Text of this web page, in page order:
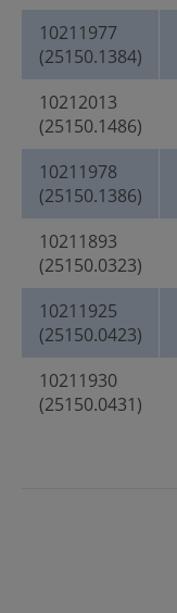
10211977
(25150.1384)
10212013
(25150.1486)
10211978
(25150.1386)
10211893
(25150.0323)
10211925
(25150.0423)
10211930
(25150.0431)